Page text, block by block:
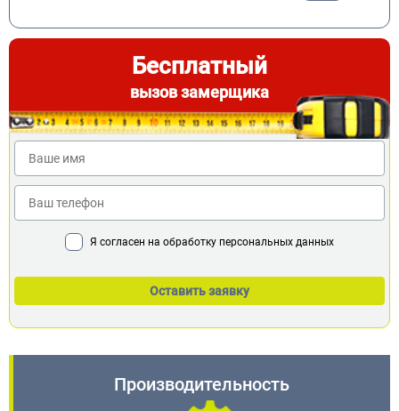
Бесплатный
вызов замерщика
Я согласен на обработку персональных данных
Производительность